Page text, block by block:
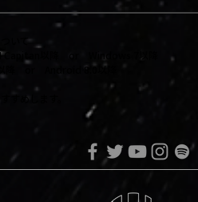
いて
Capitan以降 or Windows 7以降
降 or Android 8.0以降
すめします。